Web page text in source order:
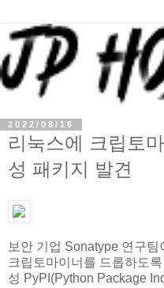
2022/08/16
리눅스에 크립토
성 패키지 발견
보안 기업 Sonatype 연구
크립토마이너를 드롭하도
성 PyPI(Python Package